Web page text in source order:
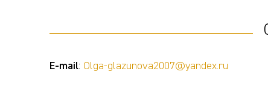
E-mail: Olga-glazunova2007@yandex.ru